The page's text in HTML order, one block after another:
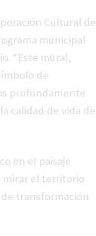
Cultural de
municipal
“Este mural,
de
profundamente
calidad de vida de
en el paisaje
mirar el territorio
transformación